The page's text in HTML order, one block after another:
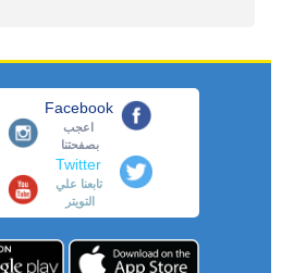
Facebook
اعجب
بصفحتنا
Twitter
تابعنا علي
التويتر